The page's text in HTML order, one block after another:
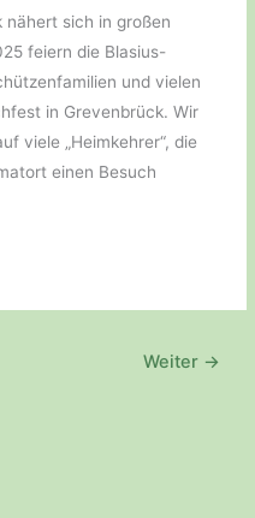
nähert sich in großen
feiern die Blasius-
und vielen
in Grevenbrück. Wir
viele „Heimkehrer“, die
einen Besuch
Weiter →